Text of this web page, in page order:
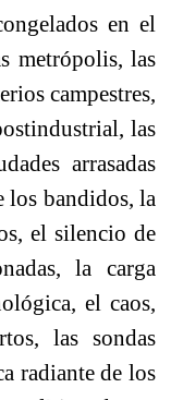
en el
metrópolis, las
campestres,
las
arrasadas
los bandidos, la
el silencio de
la carga
el caos,
las sondas
radiante de los